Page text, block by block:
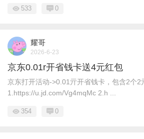
533 0
耀哥
2026-6-23
京东0.01r开省钱卡送4元红包
京东打开活动->0.01亓开省钱卡，包含2
1.https://u.jd.com/Vg4mqMc 2.h ...
354 0